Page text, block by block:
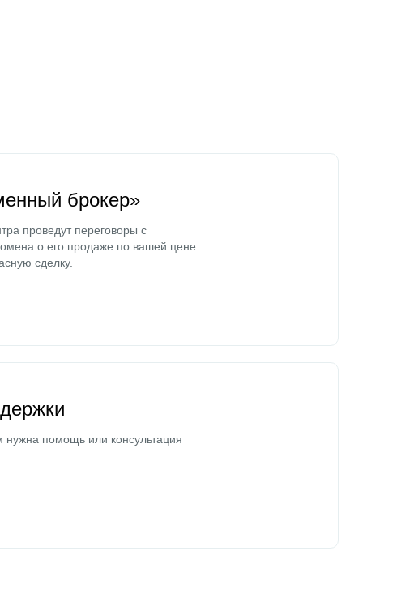
брокер»
проведут переговоры с
о его продаже по вашей цене
сделку.
помощь или консультация